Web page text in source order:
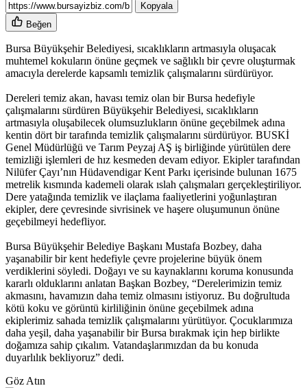
Kopyala
Beğen
Bursa Büyükşehir Belediyesi, sıcaklıkların artmasıyla oluşacak
muhtemel kokuların önüne geçmek ve sağlıklı bir çevre oluşturmak
amacıyla derelerde kapsamlı temizlik çalışmalarını sürdürüyor.
Dereleri temiz akan, havası temiz olan bir Bursa hedefiyle
çalışmalarını sürdüren Büyükşehir Belediyesi, sıcaklıkların
artmasıyla oluşabilecek olumsuzlukların önüne geçebilmek adına
kentin dört bir tarafında temizlik çalışmalarını sürdürüyor. BUSKİ
Genel Müdürlüğü ve Tarım Peyzaj AŞ iş birliğinde yürütülen dere
temizliği işlemleri de hız kesmeden devam ediyor. Ekipler tarafından
Nilüfer Çayı’nın Hüdavendigar Kent Parkı içerisinde bulunan 1675
metrelik kısmında kademeli olarak ıslah çalışmaları gerçekleştiriliyor.
Dere yatağında temizlik ve ilaçlama faaliyetlerini yoğunlaştıran
ekipler, dere çevresinde sivrisinek ve haşere oluşumunun önüne
geçebilmeyi hedefliyor.
Bursa Büyükşehir Belediye Başkanı Mustafa Bozbey, daha
yaşanabilir bir kent hedefiyle çevre projelerine büyük önem
verdiklerini söyledi. Doğayı ve su kaynaklarını koruma konusunda
kararlı olduklarını anlatan Başkan Bozbey, “Derelerimizin temiz
akmasını, havamızın daha temiz olmasını istiyoruz. Bu doğrultuda
kötü koku ve görüntü kirliliğinin önüne geçebilmek adına
ekiplerimiz sahada temizlik çalışmalarını yürütüyor. Çocuklarımıza
daha yeşil, daha yaşanabilir bir Bursa bırakmak için hep birlikte
doğamıza sahip çıkalım. Vatandaşlarımızdan da bu konuda
duyarlılık bekliyoruz” dedi.
Göz Atın